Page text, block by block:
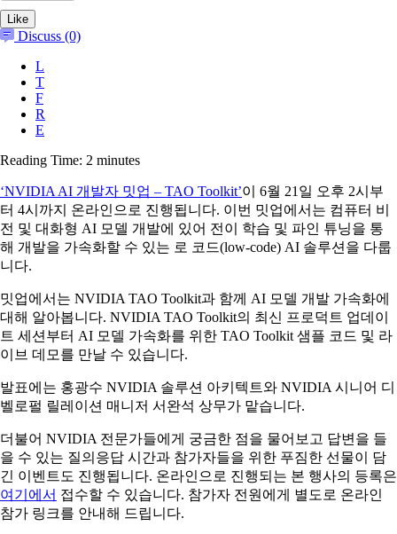
Like
Discuss (0)
L
T
F
R
E
Reading Time: 2 minutes
‘NVIDIA AI 개발자 밋업 – TAO Toolkit’이 6월 21일 오후 2시부
터 4시까지 온라인으로 진행됩니다. 이번 밋업에서는 컴퓨터 비
전 및 대화형 AI 모델 개발에 있어 전이 학습 및 파인 튜닝을 통
해 개발을 가속화할 수 있는 로 코드(low-code) AI 솔루션을 다룹
니다.
밋업에서는 NVIDIA TAO Toolkit과 함께 AI 모델 개발 가속화에
대해 알아봅니다. NVIDIA TAO Toolkit의 최신 프로덕트 업데이
트 세션부터 AI 모델 가속화를 위한 TAO Toolkit 샘플 코드 및 라
이브 데모를 만날 수 있습니다.
발표에는 홍광수 NVIDIA 솔루션 아키텍트와 NVIDIA 시니어 디
벨로펄 릴레이션 매니저 서완석 상무가 맡습니다.
더불어 NVIDIA 전문가들에게 궁금한 점을 물어보고 답변을 들
을 수 있는 질의응답 시간과 참가자들을 위한 푸짐한 선물이 담
긴 이벤트도 진행됩니다. 온라인으로 진행되는 본 행사의 등록은
여기에서 접수할 수 있습니다. 참가자 전원에게 별도로 온라인
참가 링크를 안내해 드립니다.